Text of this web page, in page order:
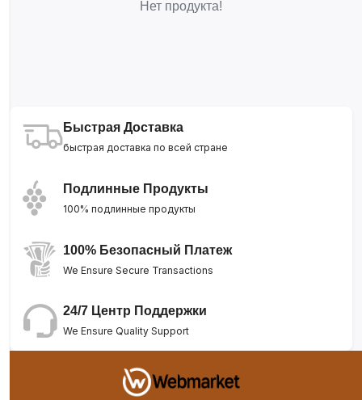
Нет продукта!
Быстрая Доставка
быстрая доставка по всей стране
Подлинные Продукты
100% подлинные продукты
100% Безопасный Платеж
We Ensure Secure Transactions
24/7 Центр Поддержки
We Ensure Quality Support